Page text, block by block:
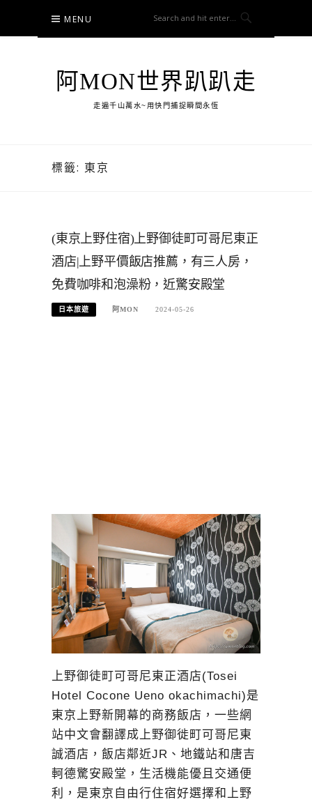
content
MENU
阿MON世界趴趴走
走遍千山萬水~用快門捕捉瞬間永恆
標籤: 東京
(東京上野住宿)上野御徒町可哥尼東正
酒店|上野平價飯店推薦，有三人房，
免費咖啡和泡澡粉，近驚安殿堂
日本旅遊 阿MON 2024-05-26
上野御徒町可哥尼東正酒店(Tosei
Hotel Cocone Ueno okachimachi)是
東京上野新開幕的商務飯店，一些網
站中文會翻譯成上野御徙町可哥尼東
誠酒店，飯店鄰近JR、地鐵站和唐吉
軻德驚安殿堂，生活機能優且交通便
利，是東京自由行住宿好選擇和上野